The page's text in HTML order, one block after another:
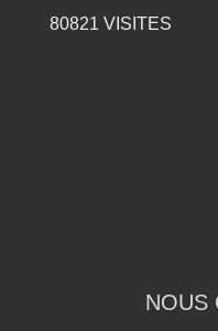
80821 VISITES
NOUS